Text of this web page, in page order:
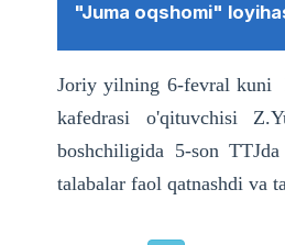
"Juma oqshomi"
Joriy yilning 6-fevral kuni
kafedrasi o'qituvchisi
boshchiligida 5-son
talabalar faol qatnashdi va